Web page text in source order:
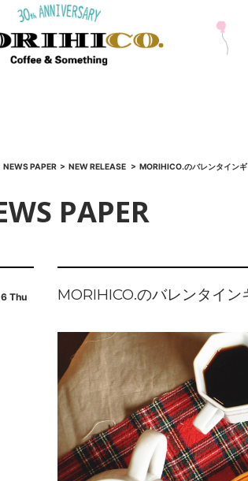
NEWS PAPER > NEW RELEASE > MORIHICO.のバレンタイン
PAPER
Thu MORIHICO.のバレンタイン